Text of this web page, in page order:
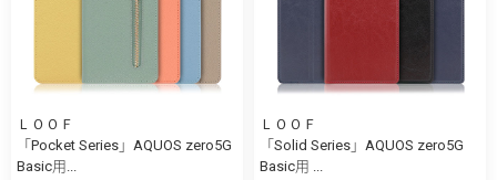
ＬＯＯＦ
「Pocket Series」AQUOS zero5G
Basic用...
ＬＯＯＦ
「Solid Series」AQUOS zero5G
Basic用 ...